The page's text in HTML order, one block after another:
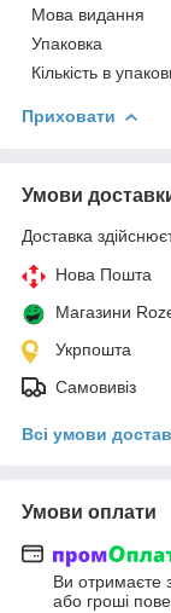
Мова видання
Упаковка
Кількість в
Приховати
Умови
Доставка
Нова Пошта
Магазини
Укрпошта
Самовивіз
Всі умови
Умови оплати
Ви отримаєте
або гроші